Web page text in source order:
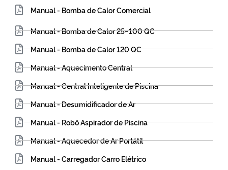
Manual - Bomba de Calor Comercial
Manual - Bomba de Calor 25~100 QC
Manual - Bomba de Calor 120 QC
Manual - Aquecimento Central
Manual - Central Inteligente de Piscina
Manual - Desumidificador de Ar
Manual - Robô Aspirador de Piscina
Manual - Aquecedor de Ar Portátil
Manual - Carregador Carro Elétrico